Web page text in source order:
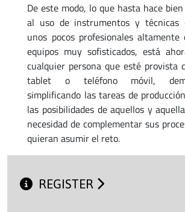
De este modo, lo que hasta hace
al uso de instrumentos y técnicas
unos pocos profesionales altamente
equipos muy sofisticados, está
cualquier persona que esté provista
tablet o teléfono móvil,
simplificando las tareas de
las posibilidades de aquellos y
necesidad de complementar sus
quieran asumir el reto.
REGISTER